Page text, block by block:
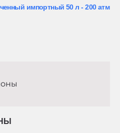
импортный 50 л - 200 атм